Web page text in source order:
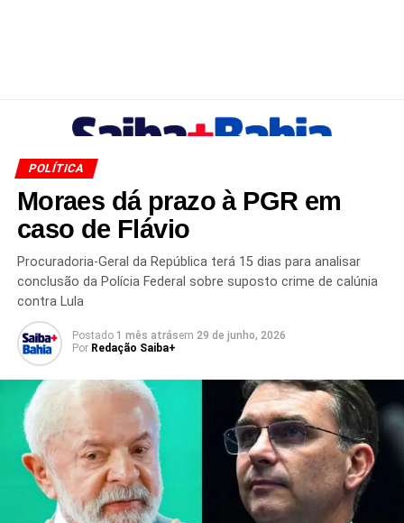
POLÍTICA
Moraes dá prazo à PGR em
caso de Flávio
Procuradoria-Geral da República terá 15 dias para analisar
conclusão da Polícia Federal sobre suposto crime de calúnia
contra Lula
Postado 1 mês atrásem 29 de junho, 2026
Por Redação Saiba+